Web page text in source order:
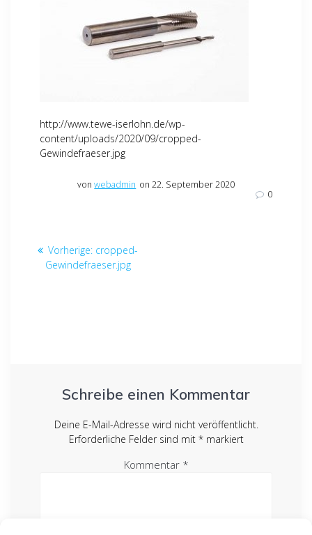
http://www.tewe-iserlohn.de/wp-
content/uploads/2020/09/cropped-
Gewindefraeser.jpg
vonwebadmin on 22. September 2020
0
Beitragsnavigation
Vorherige: Vorheriger
Beitrag:
cropped-
Gewindefraeser.jpg
Schreibe einen Kommentar
Deine E-Mail-Adresse wird nicht veröffentlicht.
Erforderliche Felder sind mit *markiert
Kommentar *